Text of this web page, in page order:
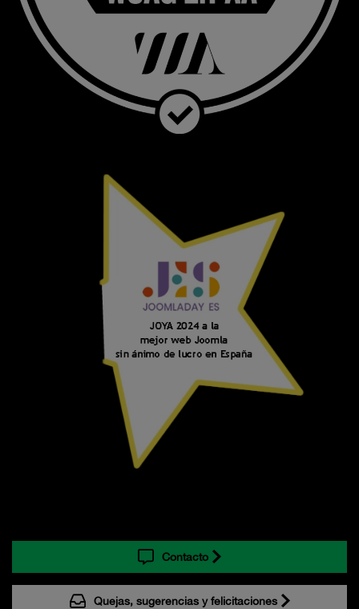
Contacto
Quejas, sugerencias y felicitaciones